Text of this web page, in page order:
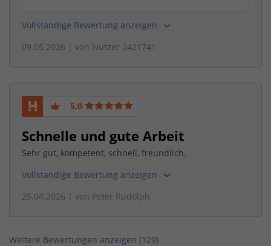
Vollständige Bewertung anzeigen
09.05.2026 | von Nutzer 2421741
5,0
Schnelle und gute Arbeit
Sehr gut, kompetent, schnell, freundlich.
Vollständige Bewertung anzeigen
25.04.2026 | von Peter Rudolph
Weitere Bewertungen anzeigen (129)